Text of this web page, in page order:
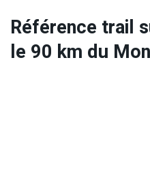
Référence trail
le 90 km du